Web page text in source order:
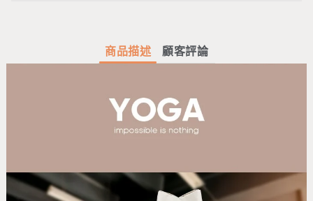
商品描述 顧客評論